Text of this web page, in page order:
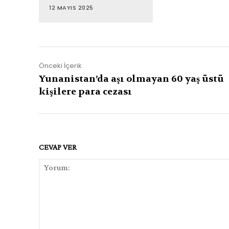
12 MAYIS 2025
Önceki İçerik
Yunanistan’da aşı olmayan 60 yaş üstü
kişilere para cezası
CEVAP VER